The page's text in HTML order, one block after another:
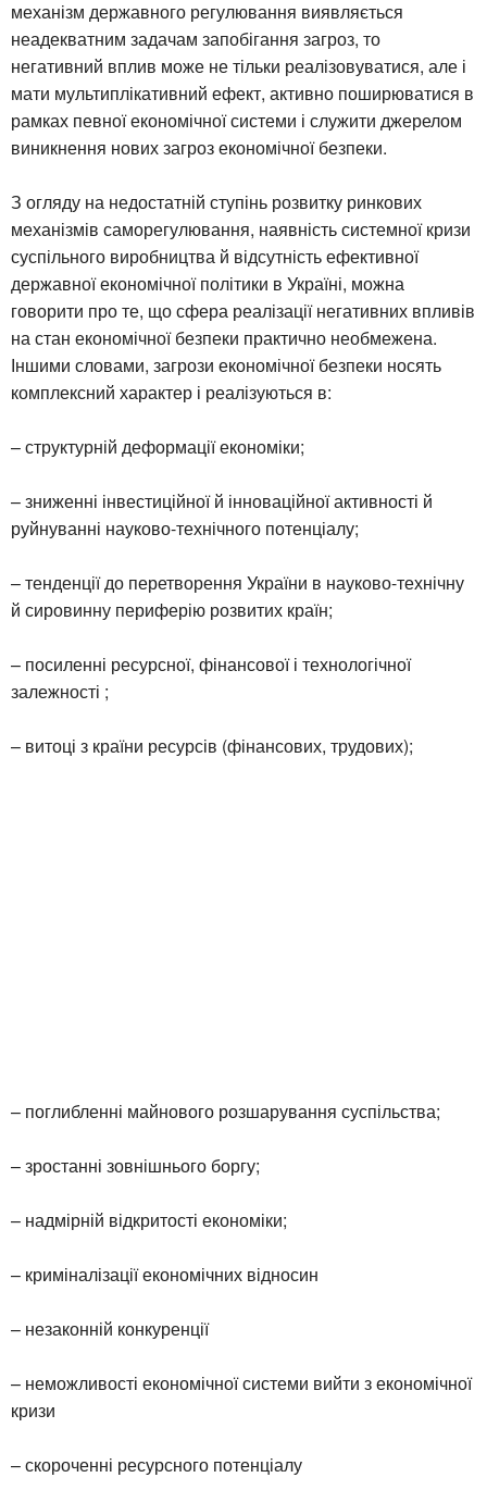
механізм державного регулювання виявляється
неадекватним задачам запобігання загроз, то
негативний вплив може не тільки реалізовуватися, але і
мати мультиплікативний ефект, активно поширюватися в
рамках певної економічної системи і служити джерелом
виникнення нових загроз економічної безпеки.
З огляду на недостатній ступінь розвитку ринкових
механізмів саморегулювання, наявність системної кризи
суспільного виробництва й відсутність ефективної
державної економічної політики в Україні, можна
говорити про те, що сфера реалізації негативних впливів
на стан економічної безпеки практично необмежена.
Іншими словами, загрози економічної безпеки носять
комплексний характер і реалізуються в:
– структурній деформації економіки;
– зниженні інвестиційної й інноваційної активності й
руйнуванні науково-технічного потенціалу;
– тенденції до перетворення України в науково-технічну
й сировинну периферію розвитих країн;
– посиленні ресурсної, фінансової і технологічної
залежності ;
– витоці з країни ресурсів (фінансових, трудових);
– поглибленні майнового розшарування суспільства;
– зростанні зовнішнього боргу;
– надмірній відкритості економіки;
– криміналізації економічних відносин
– незаконній конкуренції
– неможливості економічної системи вийти з економічної
кризи
– скороченні ресурсного потенціалу